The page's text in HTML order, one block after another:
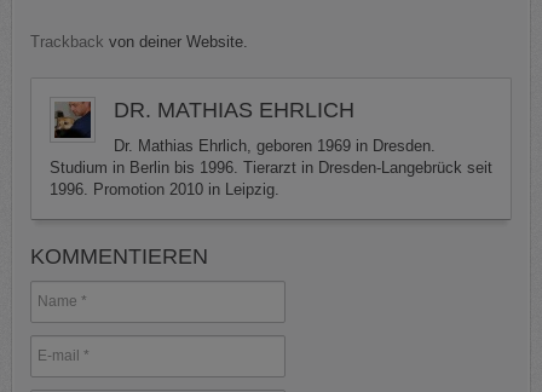
Trackback von deiner Website.
DR. MATHIAS EHRLICH
Dr. Mathias Ehrlich, geboren 1969 in Dresden.
Studium in Berlin bis 1996. Tierarzt in Dresden-Langebrück seit
1996. Promotion 2010 in Leipzig.
KOMMENTIEREN